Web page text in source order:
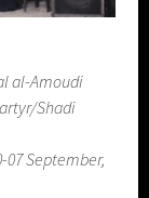
al-Amoudi
Shadi
07 September,